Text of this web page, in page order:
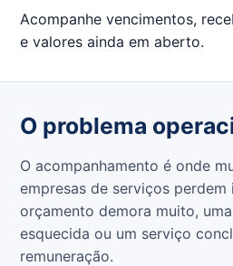
Acompanhe vencimentos,
e valores ainda em aberto.
O problema
O acompanhamento é onde
empresas de serviços perdem
orçamento demora muito,
esquecida ou um serviço
remuneração.